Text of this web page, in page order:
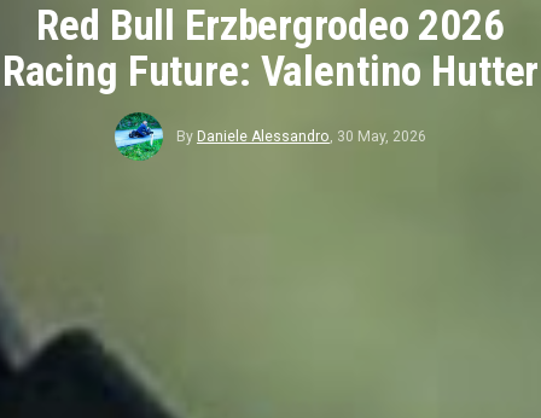
Red Bull Erzbergrodeo 2026
Racing Future: Valentino Hutter
By Daniele Alessandro, 30 May, 2026